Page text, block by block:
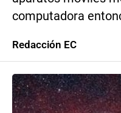
computadora
Redacción EC